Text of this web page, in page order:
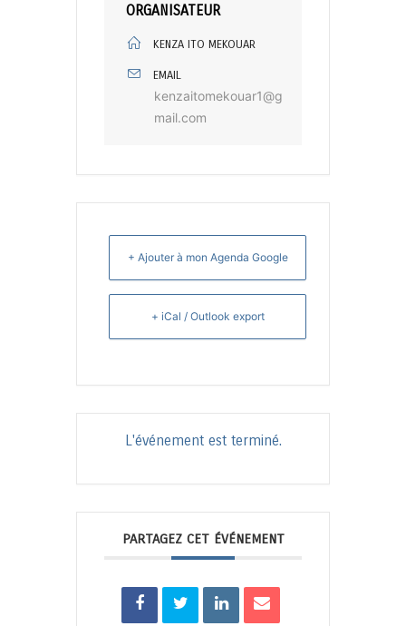
ORGANISATEUR
KENZA ITO MEKOUAR
EMAIL
kenzaitomekouar1@g
mail.com
+ Ajouter à mon Agenda Google
+ iCal / Outlook export
L'événement est terminé.
PARTAGEZ CET ÉVÉNEMENT